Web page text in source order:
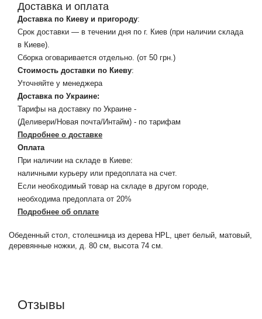
Доставка и оплата
Доставка по Киеву и пригороду:
Срок доставки — в течении дня по г. Киев (при наличии склада
в Киеве).
Сборка оговаривается отдельно. (от 50 грн.)
Стоимость доставки по Киеву:
Уточняйте у менеджера
Доставка по Украине:
Тарифы на доставку по Украине -
(Деливери/Новая почта/Интайм) - по тарифам
Подробнее о доставке
Оплата
При наличии на складе в Киеве:
наличными курьеру или предоплата на счет.
Если необходимый товар на складе в другом городе,
необходима предоплата от 20%
Подробнее об оплате
Обеденный стол, столешница из дерева HPL, цвет белый, матовый,
деревянные ножки, д. 80 см, высота 74 см.
Отзывы